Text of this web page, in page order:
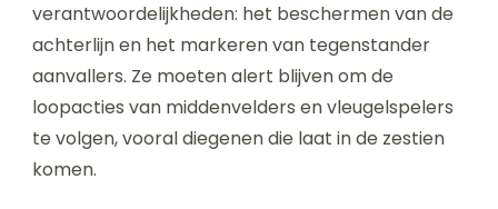
verantwoordelijkheden: het beschermen van de
achterlijn en het markeren van tegenstander
aanvallers. Ze moeten alert blijven om de
loopacties van middenvelders en vleugelspelers
te volgen, vooral diegenen die laat in de zestien
komen.